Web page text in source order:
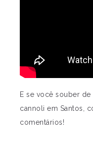
E se você souber
cannoli em Santos,
comentários!